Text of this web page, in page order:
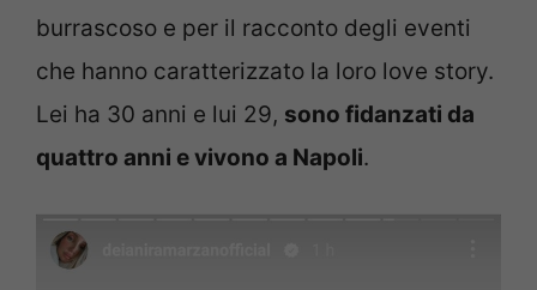
burrascoso e per il racconto degli eventi
che hanno caratterizzato la loro love story.
Lei ha 30 anni e lui 29, sono fidanzati da
quattro anni e vivono a Napoli.